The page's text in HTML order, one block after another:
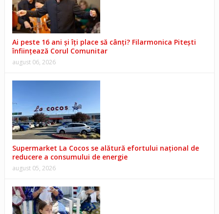
Ai peste 16 ani și îți place să cânți? Filarmonica Pitești
înființează Corul Comunitar
august 06, 2026
Supermarket La Cocos se alătură efortului național de
reducere a consumului de energie
august 05, 2026